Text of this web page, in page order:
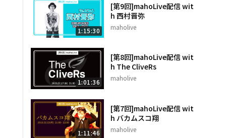
1:15:30
[第9回]mahoLive配信 wit
h 西村晋弥
maholive
1:01:36
[第8回]mahoLive配信 wit
h The CliveRs
maholive
1:11:46
[第7回]mahoLive配信 wit
h バカムスコ翔
maholive